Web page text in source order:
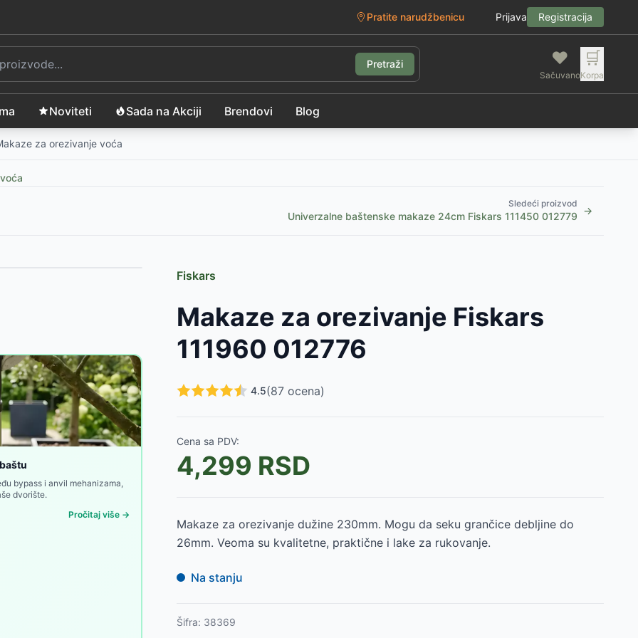
Pratite narudžbenicu Prijava Registracija
Pretraži ❤️
Sačuvano
🛒
Korpa
Noviteti Sada na Akciji Brendovi Blog
za orezivanje voća
Sledeći proizvod
Univerzalne baštenske makaze 24cm Fiskars 111450 012779 →
bypass i anvil mehanizama,
dvorište.
Pročitaj više →
Fiskars
Makaze za orezivanje Fiskars
111960 012776
4.5(87 ocena)
Cena sa PDV:
4,299 RSD
Makaze za orezivanje dužine 230mm. Mogu da seku grančice debljine do
26mm. Veoma su kvalitetne, praktične i lake za rukovanje.
Na stanju
Šifra: 38369